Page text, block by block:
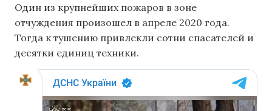
Один из крупнейших пожаров в зоне
отчуждения произошел в апреле 2020 года.
Тогда к тушению привлекли сотни спасателей и
десятки единиц техники.